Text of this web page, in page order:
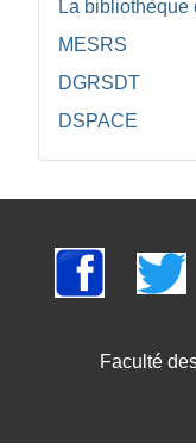
La bibliothèque
MESRS
DGRSDT
DSPACE
Faculté